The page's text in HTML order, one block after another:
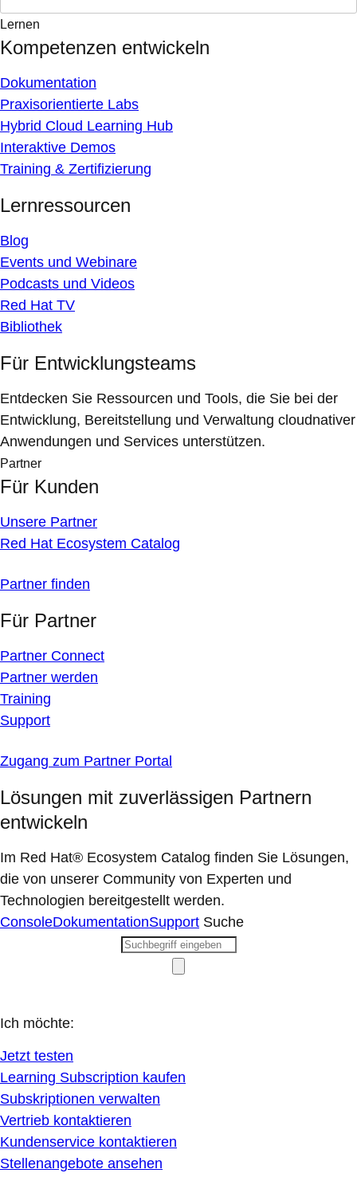
Lernen
Kompetenzen entwickeln
Dokumentation
Praxisorientierte Labs
Hybrid Cloud Learning Hub
Interaktive Demos
Training & Zertifizierung
Lernressourcen
Blog
Events und Webinare
Podcasts und Videos
Red Hat TV
Bibliothek
Für Entwicklungsteams
Entdecken Sie Ressourcen und Tools, die Sie bei der
Entwicklung, Bereitstellung und Verwaltung cloudnativer
Anwendungen und Services unterstützen.
Partner
Für Kunden
Unsere Partner
Red Hat Ecosystem Catalog
Partner finden
Für Partner
Partner Connect
Partner werden
Training
Support
Zugang zum Partner Portal
Lösungen mit zuverlässigen Partnern
entwickeln
Im Red Hat® Ecosystem Catalog finden Sie Lösungen,
die von unserer Community von Experten und
Technologien bereitgestellt werden.
ConsoleDokumentationSupport Suche
Ich möchte:
Jetzt testen
Learning Subscription kaufen
Subskriptionen verwalten
Vertrieb kontaktieren
Kundenservice kontaktieren
Stellenangebote ansehen